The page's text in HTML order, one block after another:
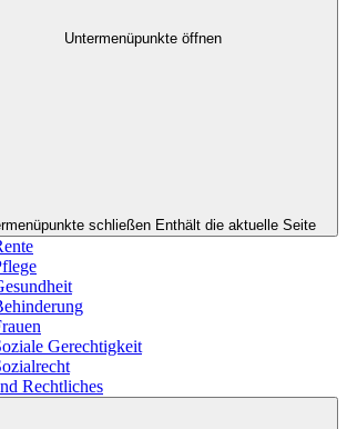
Untermenüpunkte öffnen
schließen Enthält die aktuelle Seite
Gerechtigkeit
Rechtliches